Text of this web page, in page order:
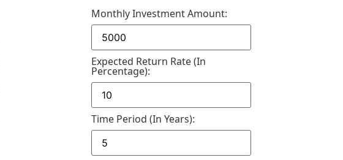
Monthly Investment Amount:
Expected Return Rate (in
Percentage):
Time Period (in Years):